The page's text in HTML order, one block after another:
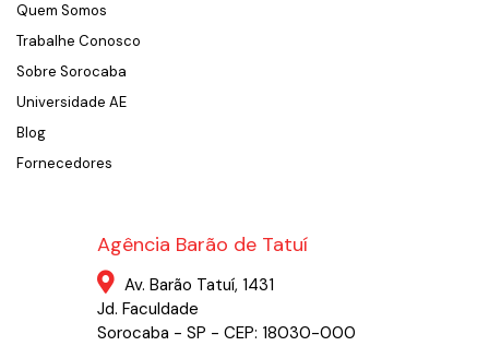
Quem Somos
Trabalhe Conosco
Sobre Sorocaba
Universidade AE
Blog
Fornecedores
Agência Barão de Tatuí
Av. Barão Tatuí, 1431
Jd. Faculdade
Sorocaba - SP - CEP: 18030-000